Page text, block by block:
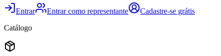
Entrar Entrar como representante
Cadastre-se grátis
Catálogo